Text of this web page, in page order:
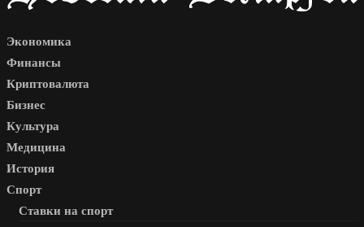
Экономика
Финансы
Криптовалюта
Бизнес
Культура
Медицина
История
Спорт
Ставки на спорт